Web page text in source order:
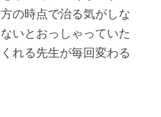
の時点で治る気がしな
いとおっしゃっていた
れる先生が毎回変わる